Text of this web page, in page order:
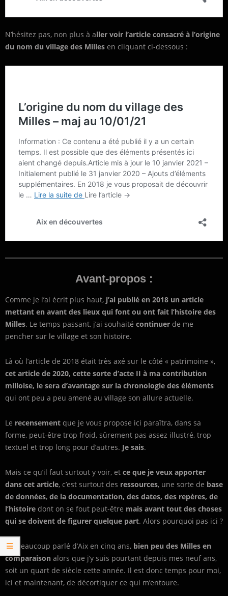
N’hésitez pas, non plus à aller voir l’article consacré à l’origine
du nom du village des Milles en cliquant ci-dessous :
Avant-propos :
Comme je l’ai écrit plus haut, j’ai publié en 2018 un article
mettant en avant des lieux qui font ou ont fait l’histoire des
Milles. Le temps passant, j’ai souhaité continuer de me
pencher sur le village et son histoire.
Là où l’article de 2018 était très axé sur le côté « patrimoine »,
cet article de 2020, cette sorte d’acte II à ma contribution
milloise, le sera d’avantage sur la chronologie des éléments
qui ont peu a peu amené au village son allure actuelle.
Le recensement que je vous propose ici paraîtra, dans sa
forme, peut-être trop froid, sûrement pas assez illustré, trop
textuel et trop long pour d’autres. Je sais.
Mais ce qu’il faut surtout y voir, et ce que je veux apporter
dans cet article, c’est surtout des ressources, une sorte de base
de données, de la documentation, des dates, des repères, de
l’histoire dont on se fout peut-être mais avant tout des choses
qui se doivent de figurer quelque part. Alors pourquoi pas ici ?
J’ai beaucoup parlé d’Aix en cinq ans, bien peu des Milles en
comparaison alors que j’y suis pourtant depuis mes neuf ans,
soit un quart de siècle cette année. Il est donc temps pour moi,
ici et maintenant, de décortiquer ce qui m’entoure.